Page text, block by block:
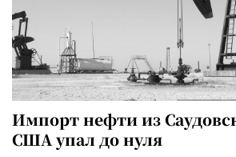
Импорт нефти из
США упал до нуля